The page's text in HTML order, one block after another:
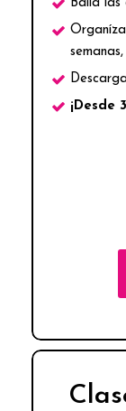
Baila las
¡Desde